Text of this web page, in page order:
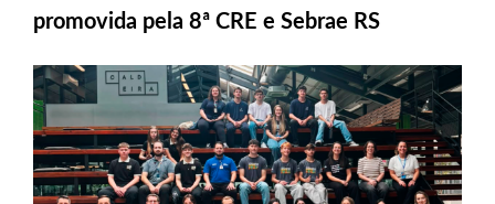
promovida pela 8ª CRE e Sebrae RS